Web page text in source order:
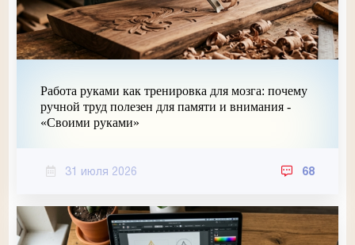
Работа руками как тренировка для мозга: почему
ручной труд полезен для памяти и внимания -
«Своими руками»
31 июля 2026 68